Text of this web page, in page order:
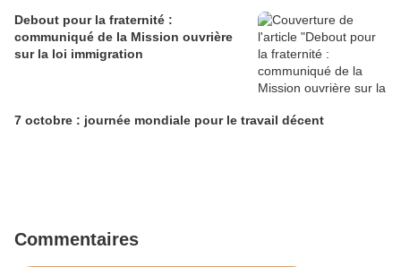
Debout pour la fraternité :
communiqué de la Mission ouvrière
sur la loi immigration
7 octobre : journée mondiale pour le travail décent
Commentaires